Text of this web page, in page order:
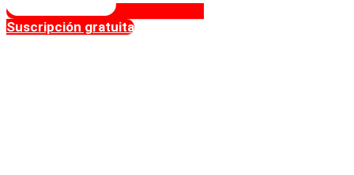
Suscripción gratuita